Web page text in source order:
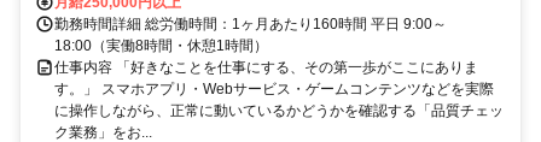
勤務時間詳細 総労働時間：1ヶ月あたり160時間 平日 9:00～
18:00（実働8時間・休憩1時間）
仕事内容 「好きなことを仕事にする、その第一歩がここにありま
す。」 スマホアプリ・Webサービス・ゲームコンテンツなどを実際
に操作しながら、正常に動いているかどうかを確認する「品質チェッ
ク業務」をお...